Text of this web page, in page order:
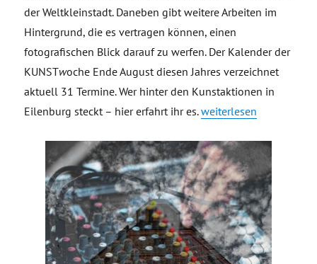
der Weltkleinstadt. Daneben gibt weitere Arbeiten im
Hintergrund, die es vertragen können, einen
fotografischen Blick darauf zu werfen. Der Kalender der
KUNSTwoche Ende August diesen Jahres verzeichnet
aktuell 31 Termine. Wer hinter den Kunstaktionen in
Eilenburg steckt – hier erfahrt ihr es.„Making of
weiterlesen